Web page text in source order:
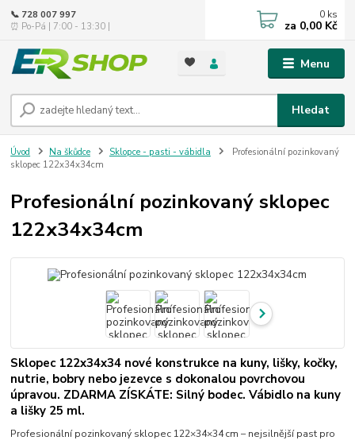
Menu
Hledat
📞 728 007 997
⏰ Po-Pá | 7:00 - 13:30 |
0 ks
za 0,00 Kč
Úvod Na škůdce Sklopce - pasti - vábidla
Profesionální pozinkovaný
sklopec 122x34x34cm
Profesionální pozinkovaný sklopec
122x34x34cm
Sklopec 122x34x34 nové konstrukce na kuny, lišky, kočky,
nutrie, bobry nebo jezevce s dokonalou povrchovou
úpravou. ZDARMA ZÍSKÁTE: Silný bodec. Vábidlo na kuny
a lišky 25 ml.
Profesionální pozinkovaný sklopec 122×34×34 cm – nejsilnější past pro